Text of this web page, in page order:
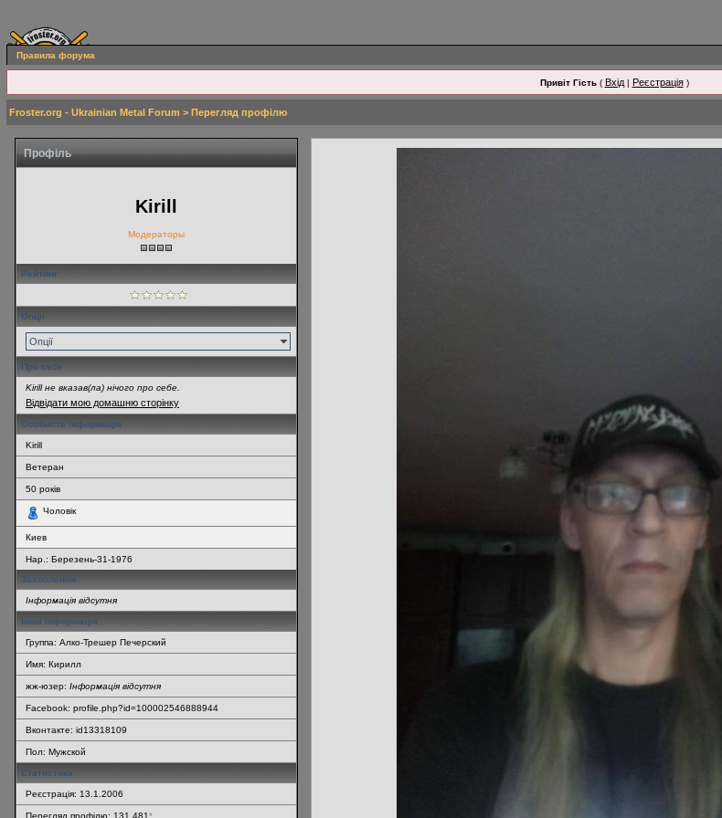
Правила форума
Привіт Гість( Вхід| Реєстрація)
Froster.org - Ukrainian Metal Forum > Перегляд профілю
Профіль
Kirill
Модераторы
Рейтинг
Опції
Опції
Про себе
Kirill не вказав(ла) нічого про себе.
Відвідати мою домашню сторінку
Особиста інформація
Kirill
Ветеран
50 років
Чоловік
Киев
Нар.: Березень-31-1976
Захоплення
Інформація відсутня
Інша інформація
Группа: Алко-Трешер Печерский
Имя: Кирилл
жж-юзер: Інформація відсутня
Facebook: profile.php?id=100002546888944
Вконтакте: id13318109
Пол: Мужской
Статистика
Реєстрація: 13.1.2006
Перегляд профілю: 131 481*